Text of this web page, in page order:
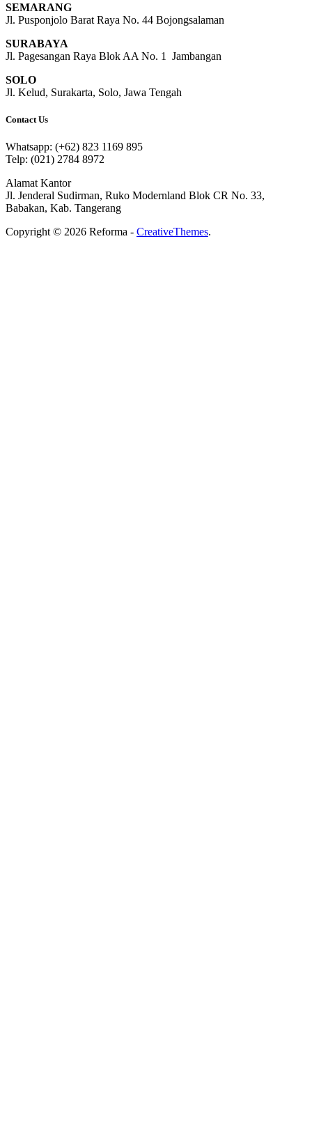
SEMARANG
Jl. Pusponjolo Barat Raya No. 44 Bojongsalaman
SURABAYA
Jl. Pagesangan Raya Blok AA No. 1 Jambangan
SOLO
Jl. Kelud, Surakarta, Solo, Jawa Tengah
Contact Us
Whatsapp: (+62) 823 1169 895
Telp: (021) 2784 8972
Alamat Kantor
Jl. Jenderal Sudirman, Ruko Modernland Blok CR No. 33,
Babakan, Kab. Tangerang
Copyright © 2026 Reforma - CreativeThemes.